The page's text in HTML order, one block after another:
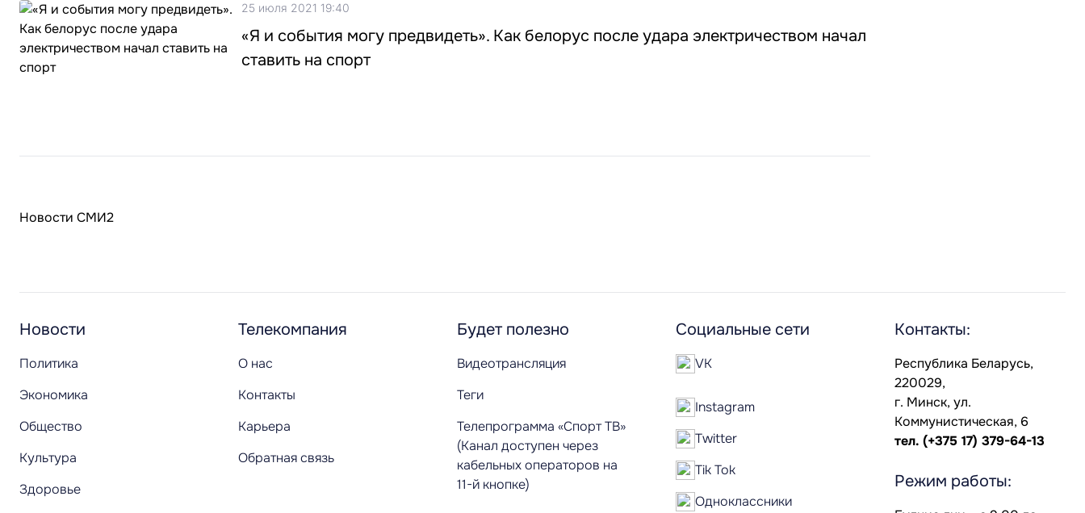
25 июля 2021 19:40
«Я и события могу предвидеть». Как белорус после удара электричеством начал
ставить на спорт
Новости СМИ2
Новости
Политика
Экономика
Общество
Культура
Здоровье
Телекомпания
О нас
Контакты
Карьера
Обратная связь
Будет полезно
Видеотрансляция
Теги
Телепрограмма «Спорт ТВ»
(Канал доступен через
кабельных операторов на
11-й кнопке)
Социальные сети
VK
Instagram
Twitter
Tik Tok
Одноклассники
Контакты:
Республика Беларусь,
220029,
г. Минск, ул.
Коммунистическая, 6
тел. (+375 17) 379-64-13
Режим работы: